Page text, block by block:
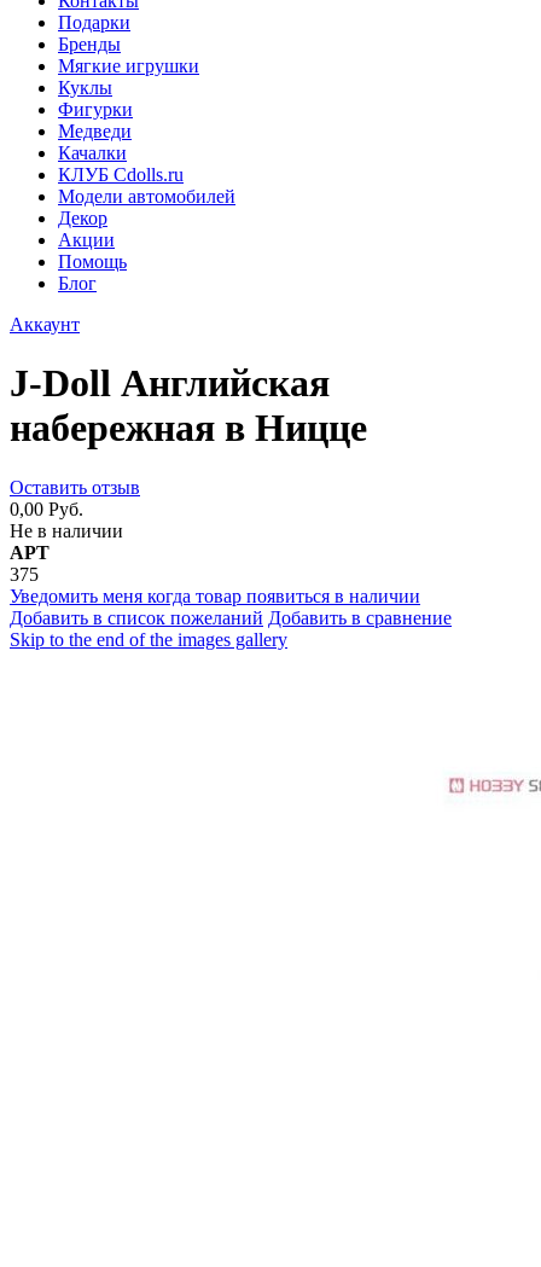
Подарки
Бренды
Мягкие игрушки
Куклы
Фигурки
Медведи
Качалки
КЛУБ Cdolls.ru
Модели автомобилей
Декор
Акции
Помощь
Блог
Аккаунт
J-Doll Английская
набережная в Ницце
Оставить отзыв
0,00 Руб.
Не в наличии
АРТ
375
Уведомить меня когда товар появиться в наличии
Добавить в список пожеланий Добавить в сравнение
Skip to the end of the images gallery